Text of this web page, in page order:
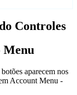
Controles
Menu
aparecem nos
Account Menu -